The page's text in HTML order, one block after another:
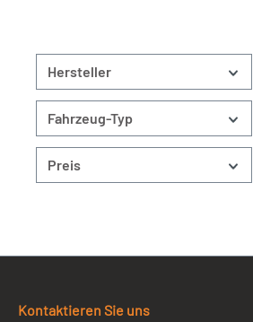
Hersteller
Fahrzeug-Typ
Preis
Kontaktieren Sie uns